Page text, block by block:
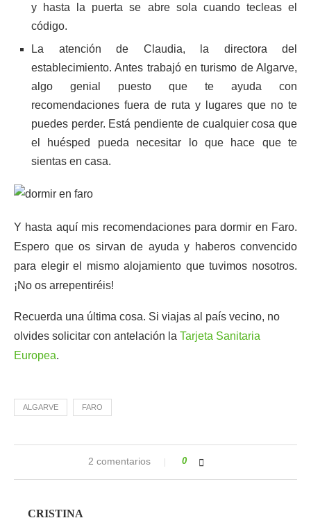
y hasta la puerta se abre sola cuando tecleas el
código.
La atención de Claudia, la directora del
establecimiento. Antes trabajó en turismo de Algarve,
algo genial puesto que te ayuda con
recomendaciones fuera de ruta y lugares que no te
puedes perder. Está pendiente de cualquier cosa que
el huésped pueda necesitar lo que hace que te
sientas en casa.
Y hasta aquí mis recomendaciones para dormir en Faro.
Espero que os sirvan de ayuda y haberos convencido
para elegir el mismo alojamiento que tuvimos nosotros.
¡No os arrepentiréis!
Recuerda una última cosa. Si viajas al país vecino, no
olvides solicitar con antelación la Tarjeta Sanitaria
Europea.
ALGARVE FARO
2 comentarios 0
CRISTINA